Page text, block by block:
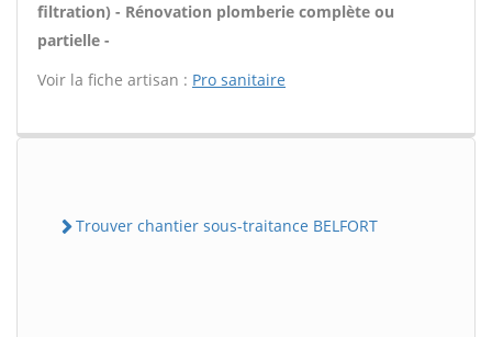
filtration) - Rénovation plomberie complète ou
partielle -
Voir la fiche artisan : Pro sanitaire
Trouver chantier sous-traitance BELFORT